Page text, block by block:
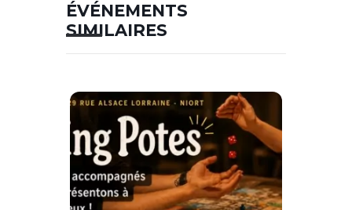
ÉVÉNEMENTS
SIMILAIRES